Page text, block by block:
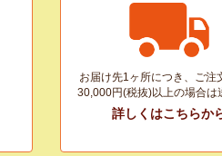
お届け先1ヶ所につき、ご注
30,000円(税抜)以上の場合は
詳しくはこちらか